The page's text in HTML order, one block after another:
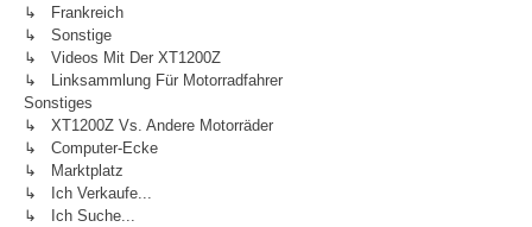
↳ Frankreich
↳ Sonstige
↳ Videos Mit Der XT1200Z
↳ Linksammlung Für Motorradfahrer
Sonstiges
↳ XT1200Z Vs. Andere Motorräder
↳ Computer-Ecke
↳ Marktplatz
↳ Ich Verkaufe...
↳ Ich Suche...